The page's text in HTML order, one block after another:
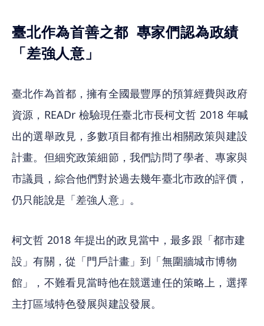
臺北作為首善之都  專家們認為政績
「差強人意」
臺北作為首都，擁有全國最豐厚的預算經費與政府
資源，READr 檢驗現任臺北市長柯文哲 2018 年喊
出的選舉政見，多數項目都有推出相關政策與建設
計畫。但細究政策細節，我們訪問了學者、專家與
市議員，綜合他們對於過去幾年臺北市政的評價，
仍只能說是「差強人意」。
柯文哲 2018 年提出的政見當中，最多跟「都市建
設」有關，從「門戶計畫」到「無圍牆城市博物
館」，不難看見當時他在競選連任的策略上，選擇
主打區域特色發展與建設發展。